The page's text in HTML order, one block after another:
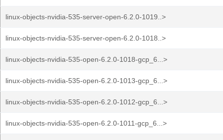
linux-objects-nvidia-535-server-open-6.2.0-1019..>
linux-objects-nvidia-535-server-open-6.2.0-1018..>
linux-objects-nvidia-535-open-6.2.0-1018-gcp_6...>
linux-objects-nvidia-535-open-6.2.0-1013-gcp_6...>
linux-objects-nvidia-535-open-6.2.0-1012-gcp_6...>
linux-objects-nvidia-535-open-6.2.0-1011-gcp_6...>